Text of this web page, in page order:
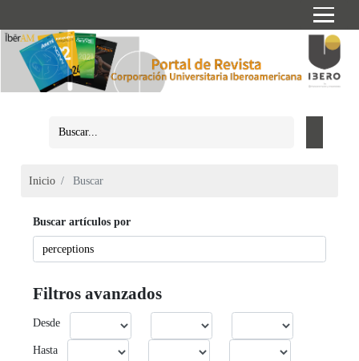
Inicio Buscar
Buscar artículos por
Filtros avanzados
Desde
Hasta